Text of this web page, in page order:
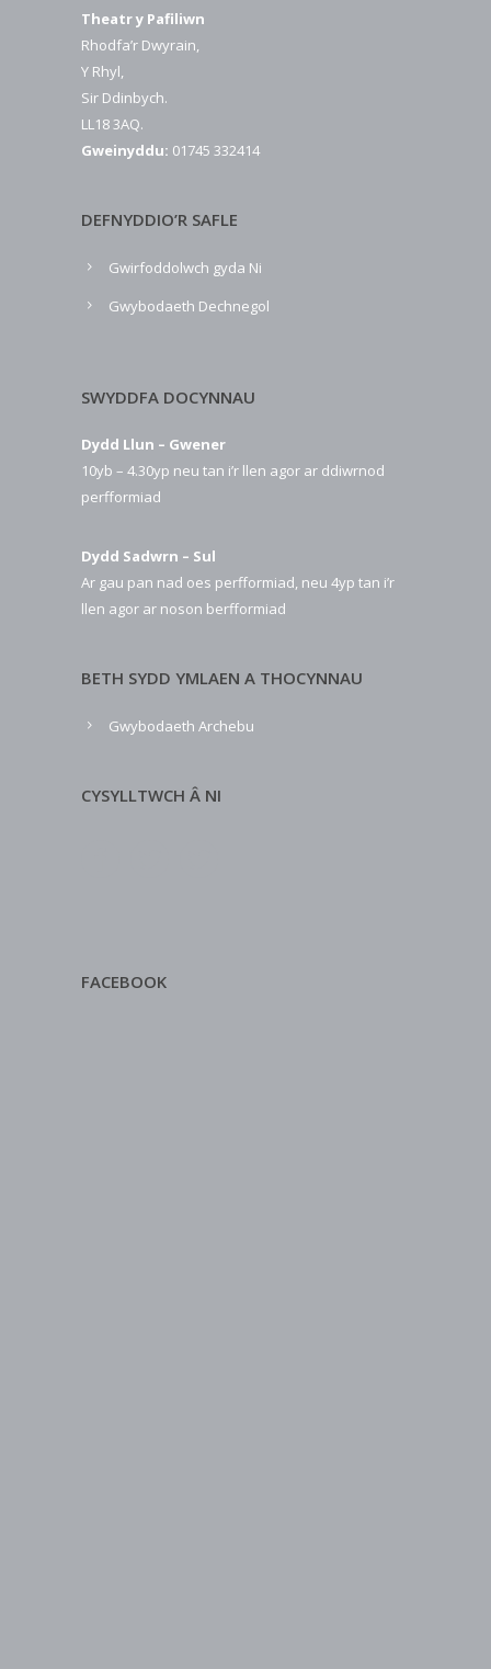
Theatr y Pafiliwn
Rhodfa’r Dwyrain,
Y Rhyl,
Sir Ddinbych.
LL18 3AQ.
Gweinyddu: 01745 332414
DEFNYDDIO’R SAFLE
Gwirfoddolwch gyda Ni
Gwybodaeth Dechnegol
SWYDDFA DOCYNNAU
Dydd Llun – Gwener
10yb – 4.30yp neu tan i’r llen agor ar ddiwrnod
perfformiad
Dydd Sadwrn – Sul
Ar gau pan nad oes perfformiad, neu 4yp tan i’r
llen agor ar noson berfformiad
BETH SYDD YMLAEN A THOCYNNAU
Gwybodaeth Archebu
CYSYLLTWCH Â NI
FACEBOOK